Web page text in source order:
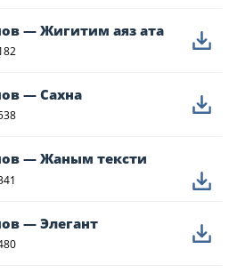
— Жигитим аяз ата
— Сахна
— Жаным тексти
— Элегант